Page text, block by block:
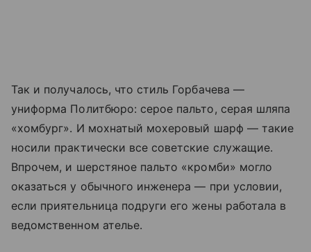
Так и получалось, что стиль Горбачева —
униформа Политбюро: серое пальто, серая шляпа
«хомбург». И мохнатый мохеровый шарф — такие
носили практически все советские служащие.
Впрочем, и шерстяное пальто «кромби» могло
оказаться у обычного инженера — при условии,
если приятельница подруги его жены работала в
ведомственном ателье.